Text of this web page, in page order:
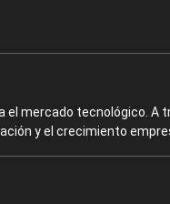
el mercado tecnológico.
y el crecimiento